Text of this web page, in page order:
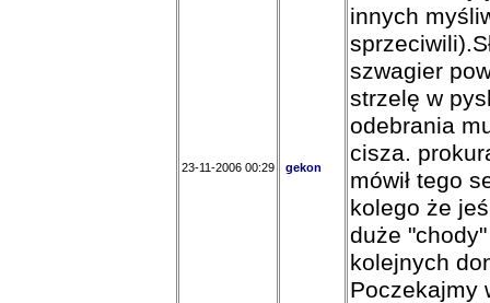
23-11-2006 00:29 gekon
innych
szwagier
strzelę w
odebrania
cisza.
mówił tego
kolego że
duże
kolejnych
Poczekajmy